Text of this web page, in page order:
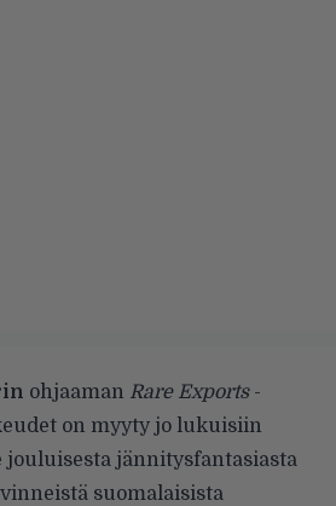
ohjaaman Rare Exports-
on myyty jo lukuisiin
jouluisesta jännitysfantasiasta
suomalaisista